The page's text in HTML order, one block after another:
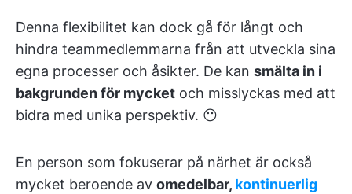
Denna flexibilitet kan dock gå för långt och
hindra teammedlemmarna från att utveckla sina
egna processer och åsikter. De kan smälta in i
bakgrunden för mycket och misslyckas med att
bidra med unika perspektiv. 😶
En person som fokuserar på närhet är också
mycket beroende av omedelbar, kontinuerlig